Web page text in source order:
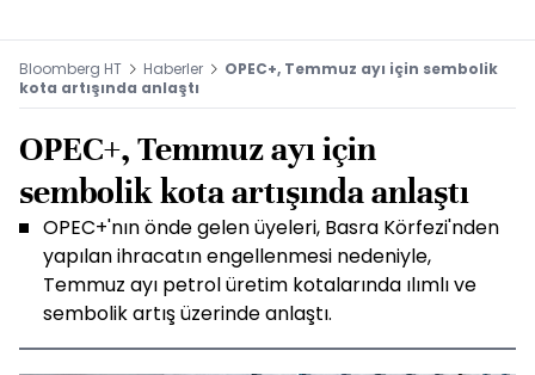
Bloomberg HT Haberler
OPEC+, Temmuz ayı için sembolik
kota artışında anlaştı
OPEC+, Temmuz ayı için
sembolik kota artışında anlaştı
OPEC+'nın önde gelen üyeleri, Basra Körfezi'nden
yapılan ihracatın engellenmesi nedeniyle,
Temmuz ayı petrol üretim kotalarında ılımlı ve
sembolik artış üzerinde anlaştı.